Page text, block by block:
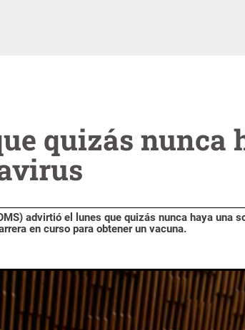
quizás nunca
advirtió el lunes que quizás nunca haya una
en curso para obtener un vacuna.